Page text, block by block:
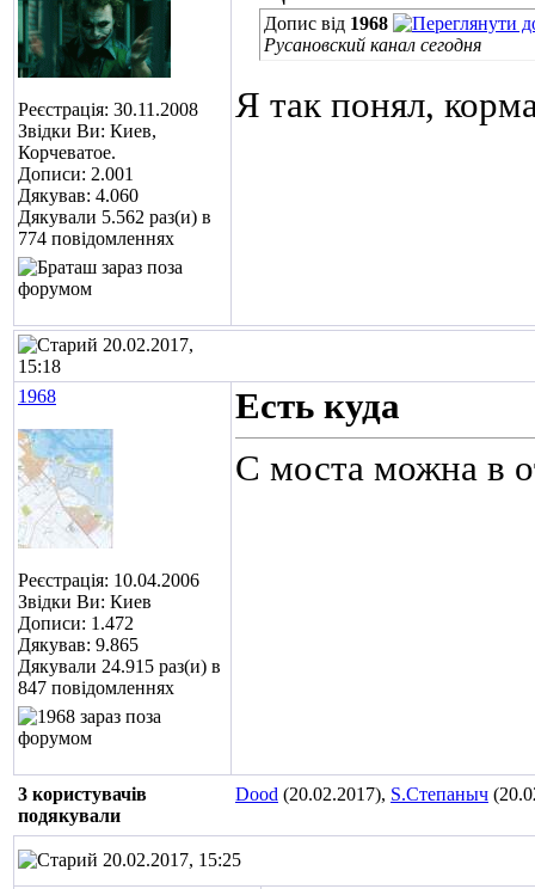
Реєстрація: 30.11.2008
Звідки Ви: Киев,
Корчеватое.
Дописи: 2.001
Дякував: 4.060
Дякували 5.562 раз(и) в
774 повідомленнях
Допис від 1968
Русановский канал сегодня
Я так понял,
20.02.2017,
15:18
1968
Реєстрація: 10.04.2006
Звідки Ви: Киев
Дописи: 1.472
Дякував: 9.865
Дякували 24.915 раз(и) в
847 повідомленнях
Есть куда
С моста можна в
3 користувачів
подякували
Dood (20.02.2017), S.Степаныч
20.02.2017, 15:25